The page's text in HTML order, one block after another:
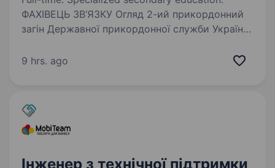
ФАХІВЕЦЬ ЗВ‘ЯЗКУ Огляд 2-ий прикордонний
загін Державної прикордонної служби України
в межах Подільського та Роздільнянського
9 hrs. ago
Інженер з технічної підтримки